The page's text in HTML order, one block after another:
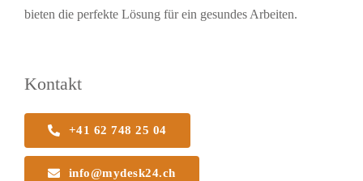
bieten die perfekte Lösung für ein gesundes Arbeiten.
Kontakt
+41 62 748 25 04
info@mydesk24.ch